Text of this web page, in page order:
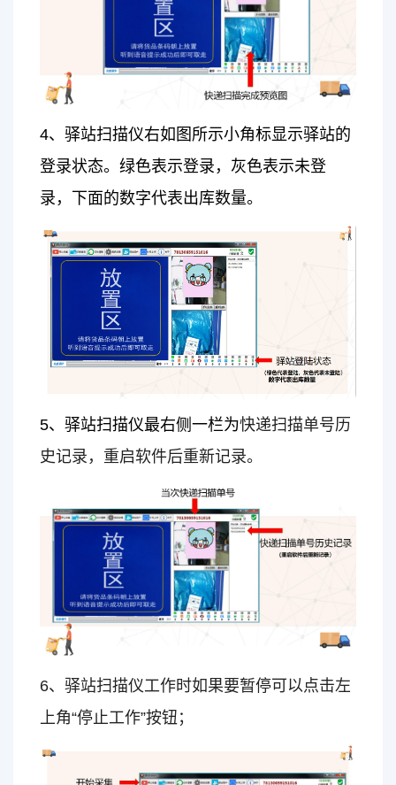
4、驿站扫描仪右如图所示小角标显示驿站的
登录状态。绿色表示登录，灰色表示未登
录，下面的数字代表出库数量。
5、驿站扫描仪最右侧一栏为快递扫描单号历
史记录，重启软件后重新记录。
6、驿站扫描仪工作时如果要暂停可以点击左
上角“停止工作”按钮；